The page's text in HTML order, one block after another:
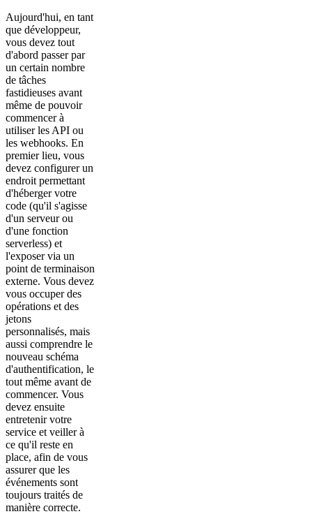
Aujourd'hui, en tant
que développeur,
vous devez tout
d'abord passer par
un certain nombre
de tâches
fastidieuses avant
même de pouvoir
commencer à
utiliser les API ou
les webhooks. En
premier lieu, vous
devez configurer un
endroit permettant
d'héberger votre
code (qu'il s'agisse
d'un serveur ou
d'une fonction
serverless) et
l'exposer via un
point de terminaison
externe. Vous devez
vous occuper des
opérations et des
jetons
personnalisés, mais
aussi comprendre le
nouveau schéma
d'authentification, le
tout même avant de
commencer. Vous
devez ensuite
entretenir votre
service et veiller à
ce qu'il reste en
place, afin de vous
assurer que les
événements sont
toujours traités de
manière correcte.